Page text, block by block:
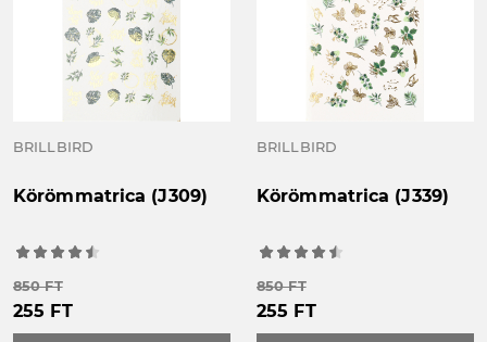
BRILLBIRD
Körömmatrica (J309)
850 FT
255 FT
BRILLBIRD
Körömmatrica (J339)
850 FT
255 FT